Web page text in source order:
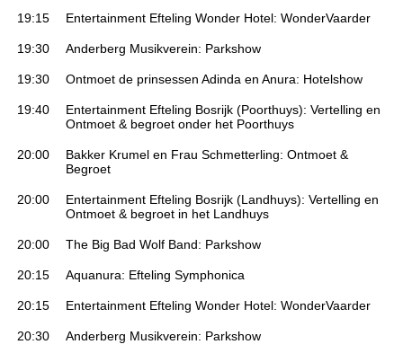
19:15 Entertainment Efteling Wonder Hotel: WonderVaarder
19:30 Anderberg Musikverein: Parkshow
19:30 Ontmoet de prinsessen Adinda en Anura: Hotelshow
19:40
Entertainment Efteling Bosrijk (Poorthuys): Vertelling en
Ontmoet & begroet onder het Poorthuys
20:00
Bakker Krumel en Frau Schmetterling: Ontmoet &
Begroet
20:00
Entertainment Efteling Bosrijk (Landhuys): Vertelling en
Ontmoet & begroet in het Landhuys
20:00 The Big Bad Wolf Band: Parkshow
20:15 Aquanura: Efteling Symphonica
20:15 Entertainment Efteling Wonder Hotel: WonderVaarder
20:30 Anderberg Musikverein: Parkshow